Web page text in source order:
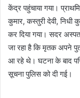
केंद्र पहुंचाया गया।
कुमार, कस्तुरी देवी, निधी
कर दिया गया। सदर
जा रहा है कि मृतक अपने
आ रहे थे। घटना के बाद
सूचना पुलिस को दी गई।